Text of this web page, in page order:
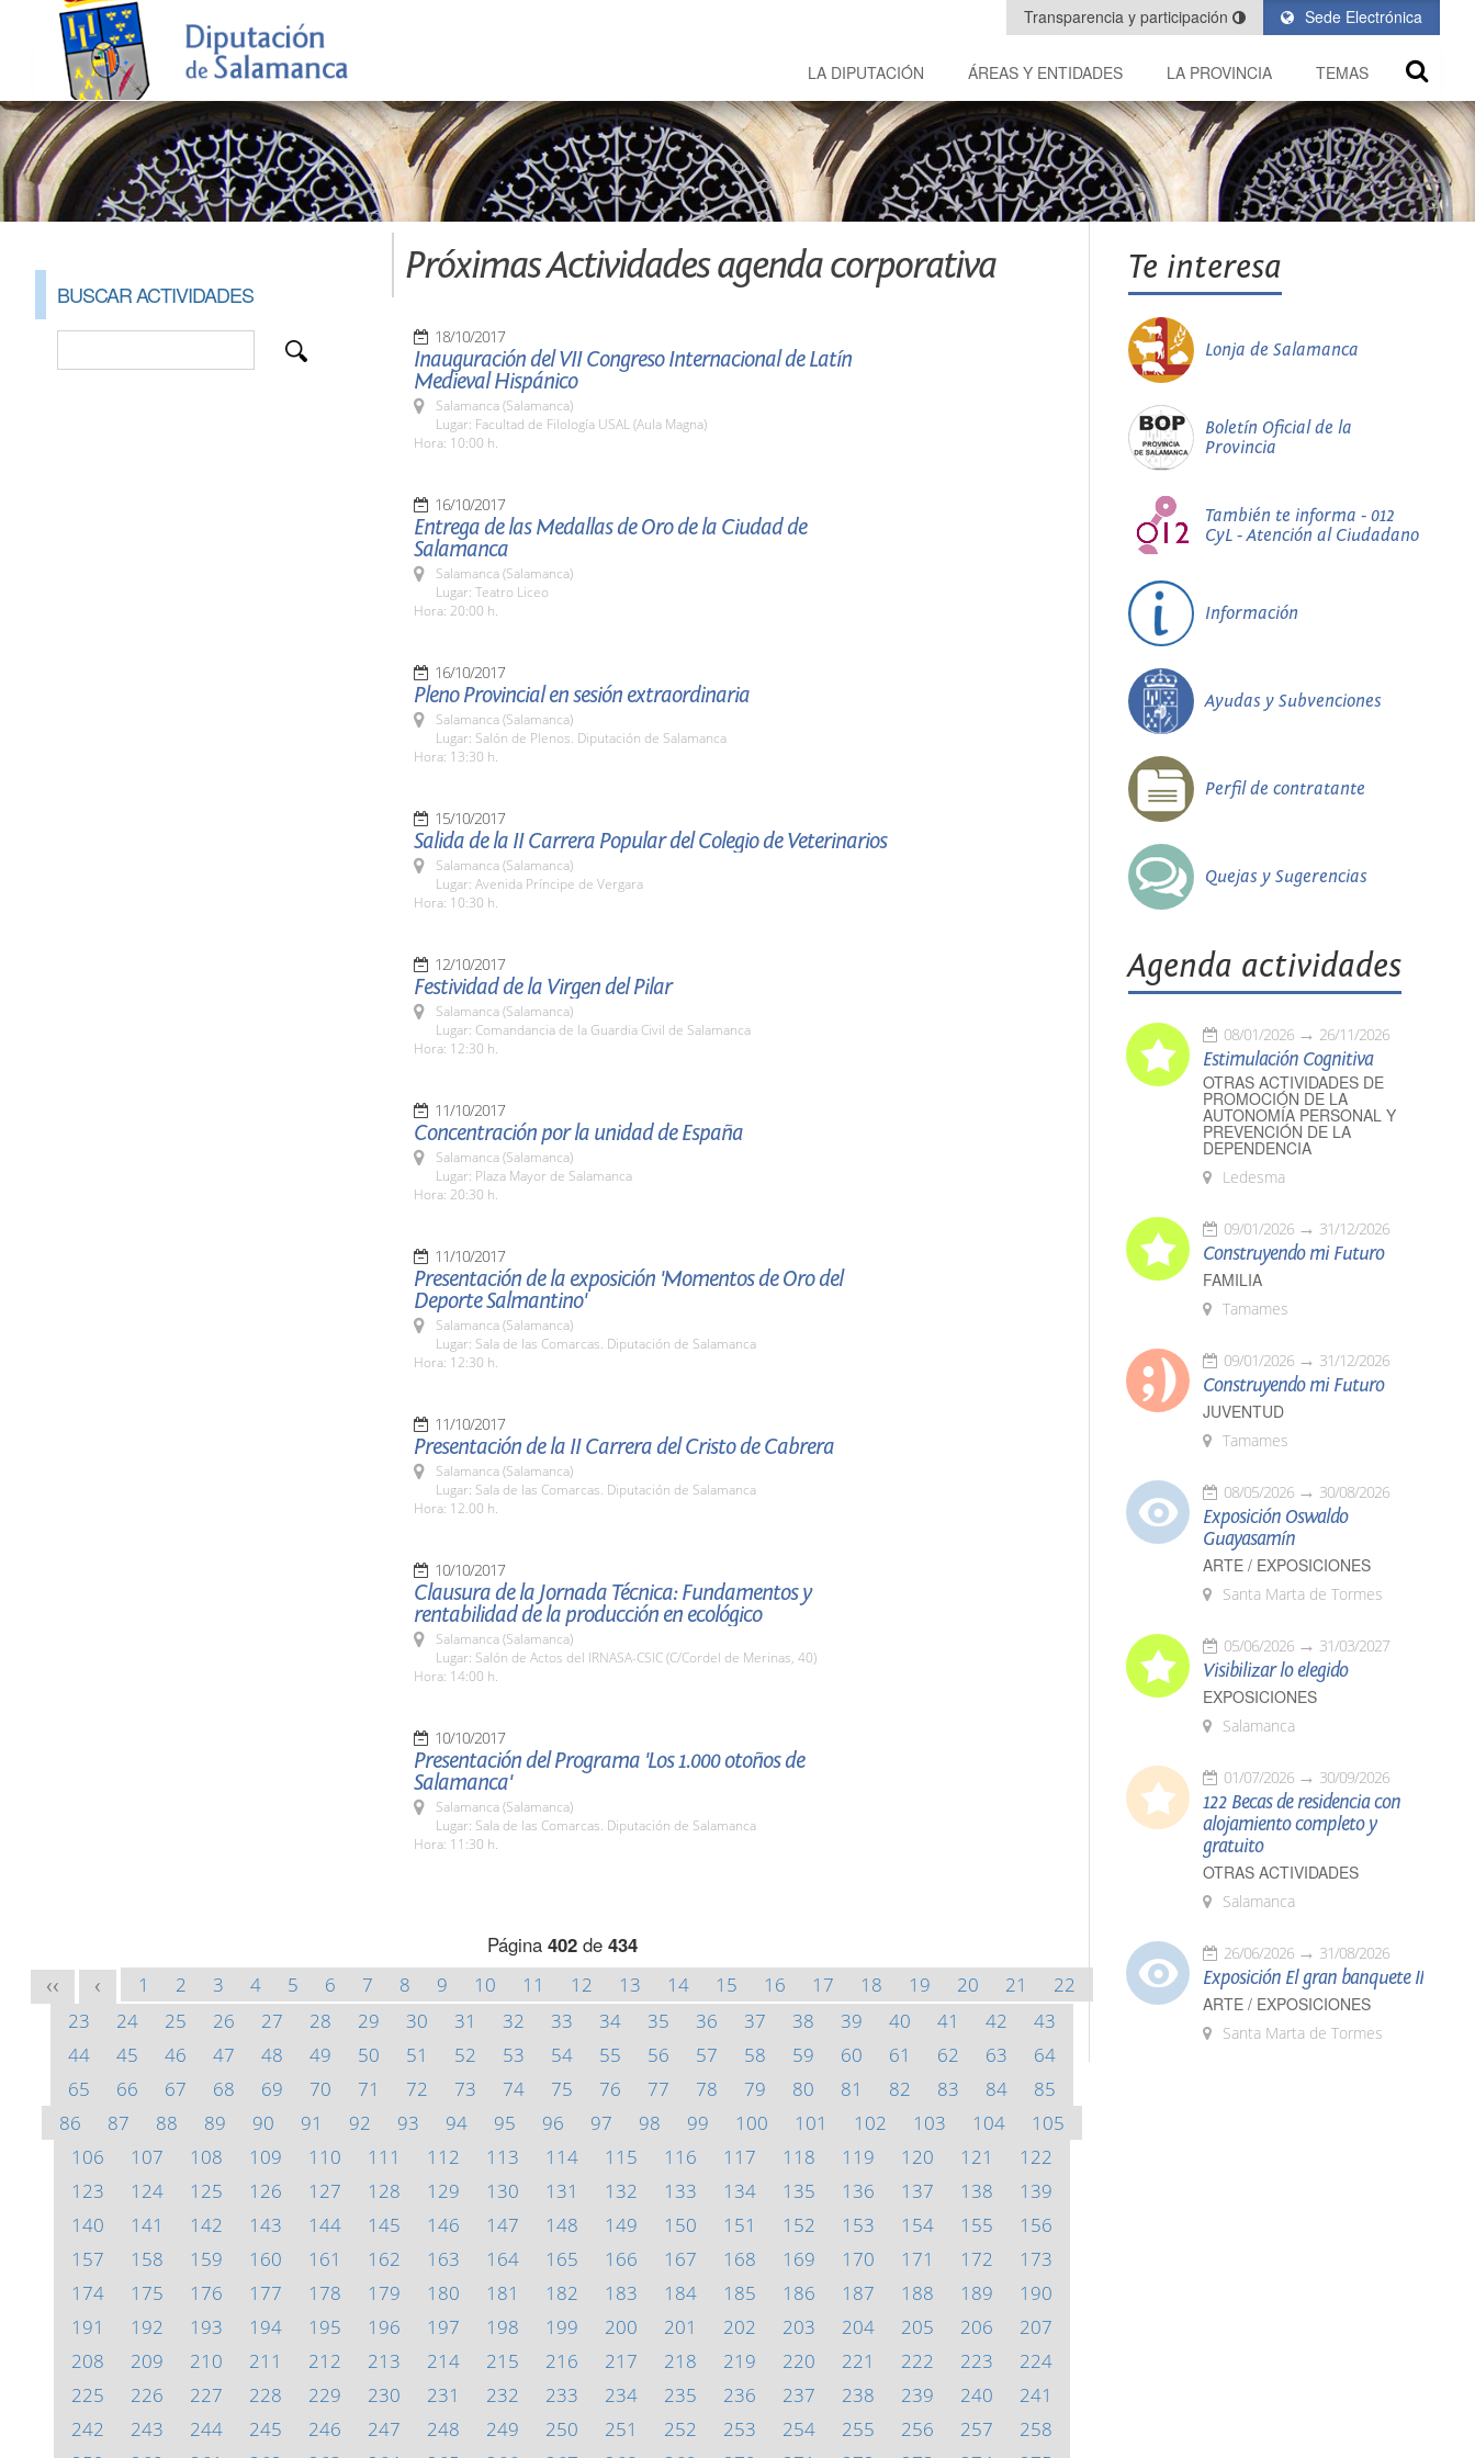
Sede Electrónica
Transparencia y participación
LA DIPUTACIÓN ÁREAS Y ENTIDADES LA PROVINCIA TEMAS
BUSCAR ACTIVIDADES
Próximas Actividades agenda corporativa
18/10/2017
Inauguración del VII Congreso Internacional de Latín
Medieval Hispánico
Salamanca (Salamanca)
Lugar: Facultad de Filología USAL (Aula Magna)
Hora: 10:00 h.
16/10/2017
Entrega de las Medallas de Oro de la Ciudad de
Salamanca
Salamanca (Salamanca)
Lugar: Teatro Liceo
Hora: 20:00 h.
16/10/2017
Pleno Provincial en sesión extraordinaria
Salamanca (Salamanca)
Lugar: Salón de Plenos. Diputación de Salamanca
Hora: 13:30 h.
15/10/2017
Salida de la II Carrera Popular del Colegio de Veterinarios
Salamanca (Salamanca)
Lugar: Avenida Príncipe de Vergara
Hora: 10:30 h.
12/10/2017
Festividad de la Virgen del Pilar
Salamanca (Salamanca)
Lugar: Comandancia de la Guardia Civil de Salamanca
Hora: 12:30 h.
11/10/2017
Concentración por la unidad de España
Salamanca (Salamanca)
Lugar: Plaza Mayor de Salamanca
Hora: 20:30 h.
11/10/2017
Presentación de la exposición 'Momentos de Oro del
Deporte Salmantino'
Salamanca (Salamanca)
Lugar: Sala de las Comarcas. Diputación de Salamanca
Hora: 12:30 h.
11/10/2017
Presentación de la II Carrera del Cristo de Cabrera
Salamanca (Salamanca)
Lugar: Sala de las Comarcas. Diputación de Salamanca
Hora: 12.00 h.
10/10/2017
Clausura de la Jornada Técnica: Fundamentos y
rentabilidad de la producción en ecológico
Salamanca (Salamanca)
Lugar: Salón de Actos del IRNASA-CSIC (C/Cordel de Merinas, 40)
Hora: 14:00 h.
10/10/2017
Presentación del Programa 'Los 1.000 otoños de
Salamanca'
Salamanca (Salamanca)
Lugar: Sala de las Comarcas. Diputación de Salamanca
Hora: 11:30 h.
Página 402de 434
<< < 1 2 3 4 5 6 7 8 9 10 11 12 13 14 15 16 17 18 19 20 21
22
23
24 25 26 27 28 29 30 31 32 33 34 35 36 37 38 39 40 41 42
43
44
45 46 47 48 49 50 51 52 53 54 55 56 57 58 59 60 61 62 63
64
65
66 67 68 69 70 71 72 73 74 75 76 77 78 79 80 81 82 83 84
85
86
87 88 89 90 91 92 93 94 95 96 97 98 99 100 101 102 103 104
105
106
107 108 109 110 111 112 113 114 115 116 117 118 119 120 121
122
123
124 125 126 127 128 129 130 131 132 133 134 135 136 137 138
139
140
141 142 143 144 145 146 147 148 149 150 151 152 153 154 155
156
157
158 159 160 161 162 163 164 165 166 167 168 169 170 171 172
173
174
175 176 177 178 179 180 181 182 183 184 185 186 187 188 189
190
191
192 193 194 195 196 197 198 199 200 201 202 203 204 205 206
207
208
209 210 211 212 213 214 215 216 217 218 219 220 221 222 223
224
225
226 227 228 229 230 231 232 233 234 235 236 237 238 239 240
241
242
243 244 245 246 247 248 249 250 251 252 253 254 255 256 257
258
Te interesa
Lonja de Salamanca
Boletín Oficial de la
Provincia
También te informa - 012
CyL - Atención al Ciudadano
Información
Ayudas y Subvenciones
Perfil de contratante
Quejas y Sugerencias
Agenda actividades
08/01/2026 26/11/2026
Estimulación Cognitiva
OTRAS ACTIVIDADES DE
PROMOCIÓN DE LA
AUTONOMÍA PERSONAL Y
PREVENCIÓN DE LA
DEPENDENCIA
Ledesma
09/01/2026 31/12/2026
Construyendo mi Futuro
FAMILIA
Tamames
09/01/2026 31/12/2026
Construyendo mi Futuro
JUVENTUD
Tamames
08/05/2026 30/08/2026
Exposición Oswaldo
Guayasamín
ARTE / EXPOSICIONES
Santa Marta de Tormes
05/06/2026 31/03/2027
Visibilizar lo elegido
EXPOSICIONES
Salamanca
01/07/2026 30/09/2026
122 Becas de residencia con
alojamiento completo y
gratuito
OTRAS ACTIVIDADES
Salamanca
26/06/2026 31/08/2026
Exposición El gran banquete II
ARTE / EXPOSICIONES
Santa Marta de Tormes